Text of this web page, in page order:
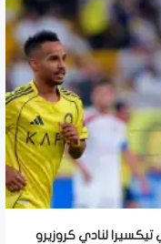
لنادي كروزيرو